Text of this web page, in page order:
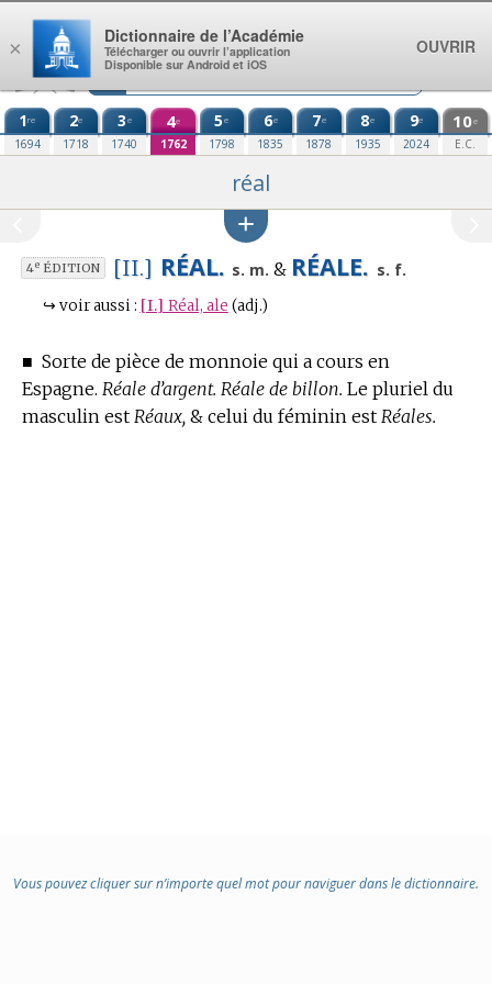
Aller au contenu
1re
1694
2e
1718
3e
1740
4e
1762
5e
1798
6e
1835
7e
1878
8e
1935
9e
2024
10e
E.C.
réal
4eÉDITION [II.] RÉAL. s. m. & RÉALE. s. f.
↪ voir aussi : [I.] Réal, ale (adj.)
■ Sorte de pièce de monnoie qui a cours en
Espagne. Réale d’argent. Réale de billon. Le pluriel du
masculin est Réaux, & celui du féminin est Réales.
Vous pouvez cliquer sur n’importe quel mot pour naviguer dans le dictionnaire.
×
Dictionnaire de l’Académie
Télécharger ou ouvrir l’application
Disponible sur Android et iOS
OUVRIR